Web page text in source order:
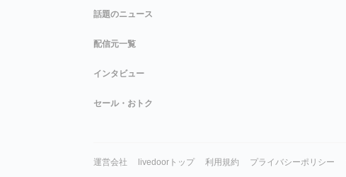
話題のニュース
配信元一覧
インタビュー
セール・おトク
運営会社 livedoorトップ 利用規約 プライバシーポリシー